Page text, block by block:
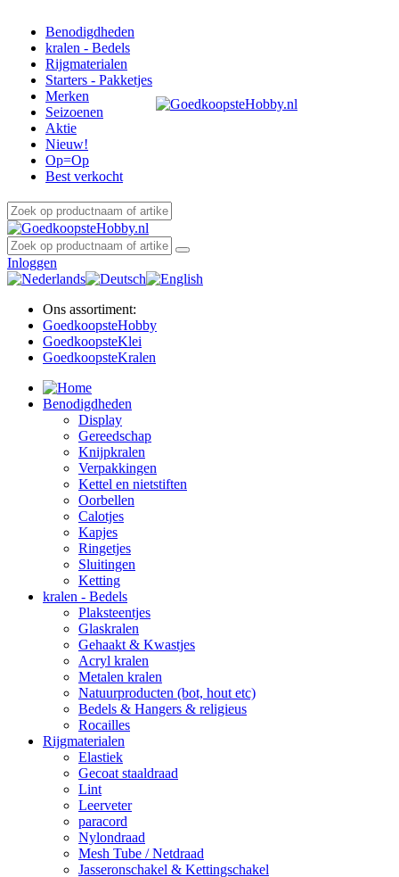
Benodigdheden
kralen - Bedels
Rijgmaterialen
Starters - Pakketjes
Merken
Seizoenen
Aktie
Nieuw!
Op=Op
Best verkocht
Inloggen
Ons assortiment:
GoedkoopsteHobby
GoedkoopsteKlei
GoedkoopsteKralen
Benodigdheden
Display
Gereedschap
Knijpkralen
Verpakkingen
Kettel en nietstiften
Oorbellen
Calotjes
Kapjes
Ringetjes
Sluitingen
Ketting
kralen - Bedels
Plaksteentjes
Glaskralen
Gehaakt & Kwastjes
Acryl kralen
Metalen kralen
Natuurproducten (bot, hout etc)
Bedels & Hangers & religieus
Rocailles
Rijgmaterialen
Elastiek
Gecoat staaldraad
Lint
Leerveter
paracord
Nylondraad
Mesh Tube / Netdraad
Jasseronschakel & Kettingschakel